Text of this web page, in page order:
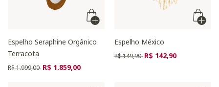
Espelho Seraphine Orgânico
Terracota
Preço reduzido de
R$ 1.999,00 para
R$ 1.859,00
Espelho México
Preço reduzido de
R$ 149,90 para
R$ 142,90